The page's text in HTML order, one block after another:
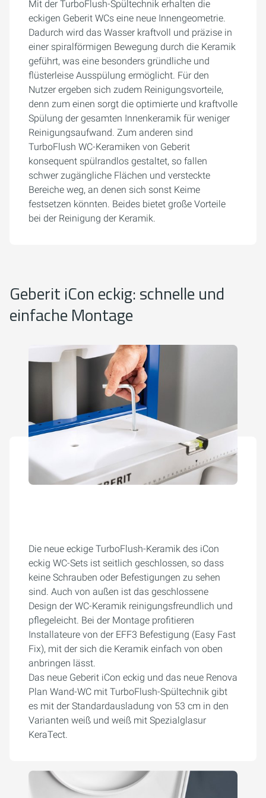
Mit der TurboFlush-Spültechnik erhalten die
eckigen Geberit WCs eine neue Innengeometrie.
Dadurch wird das Wasser kraftvoll und präzise in
einer spiralförmigen Bewegung durch die Keramik
geführt, was eine besonders gründliche und
flüsterleise Ausspülung ermöglicht. Für den
Nutzer ergeben sich zudem Reinigungsvorteile,
denn zum einen sorgt die optimierte und kraftvolle
Spülung der gesamten Innenkeramik für weniger
Reinigungsaufwand. Zum anderen sind
TurboFlush WC-Keramiken von Geberit
konsequent spülrandlos gestaltet, so fallen
schwer zugängliche Flächen und versteckte
Bereiche weg, an denen sich sonst Keime
festsetzen könnten. Beides bietet große Vorteile
bei der Reinigung der Keramik.
Geberit iCon eckig: schnelle und
einfache Montage
Die neue eckige TurboFlush-Keramik des iCon
eckig WC-Sets ist seitlich geschlossen, so dass
keine Schrauben oder Befestigungen zu sehen
sind. Auch von außen ist das geschlossene
Design der WC-Keramik reinigungsfreundlich und
pflegeleicht. Bei der Montage profitieren
Installateure von der EFF3 Befestigung (Easy Fast
Fix), mit der sich die Keramik einfach von oben
anbringen lässt.
Das neue Geberit iCon eckig und das neue Renova
Plan Wand-WC mit TurboFlush-Spültechnik gibt
es mit der Standardausladung von 53 cm in den
Varianten weiß und weiß mit Spezialglasur
KeraTect.